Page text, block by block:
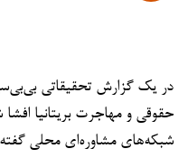
در یک گزارش تحقیقاتی
حقوقی و مهاجرت بریتانیا
شبکه‌های مشاوره‌ای محلی